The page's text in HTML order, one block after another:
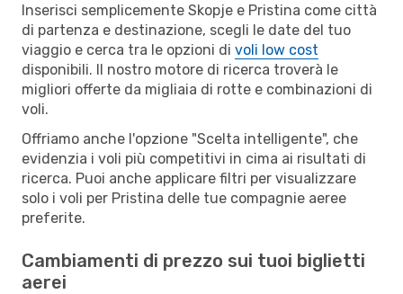
Inserisci semplicemente Skopje e Pristina come città
di partenza e destinazione, scegli le date del tuo
viaggio e cerca tra le opzioni di voli low cost
disponibili. Il nostro motore di ricerca troverà le
migliori offerte da migliaia di rotte e combinazioni di
voli.
Offriamo anche l'opzione "Scelta intelligente", che
evidenzia i voli più competitivi in cima ai risultati di
ricerca. Puoi anche applicare filtri per visualizzare
solo i voli per Pristina delle tue compagnie aeree
preferite.
Cambiamenti di prezzo sui tuoi biglietti
aerei